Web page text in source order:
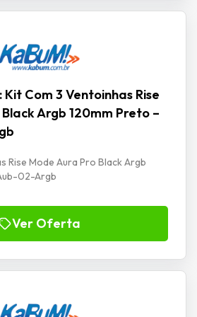
Com 3 Ventoinhas Rise
Argb 120mm Preto –
Rise Mode Aura Pro Black Argb
02-Argb
Ver Oferta